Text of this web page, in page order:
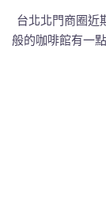
台北北門商圈近
般的咖啡館有一